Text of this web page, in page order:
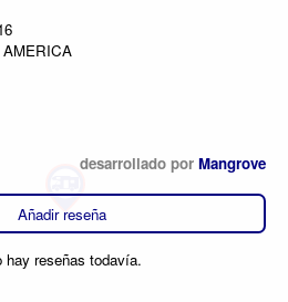
desarrollado por Mangrove
Añadir reseña
hay reseñas todavía.